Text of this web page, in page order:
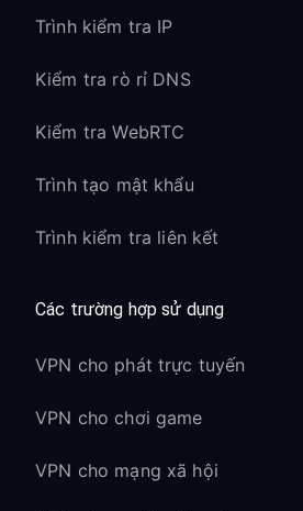
Trình kiểm tra IP
Kiểm tra rò rỉ DNS
Kiểm tra WebRTC
Trình tạo mật khẩu
Trình kiểm tra liên kết
Các trường hợp sử dụng
VPN cho phát trực tuyến
VPN cho chơi game
VPN cho mạng xã hội